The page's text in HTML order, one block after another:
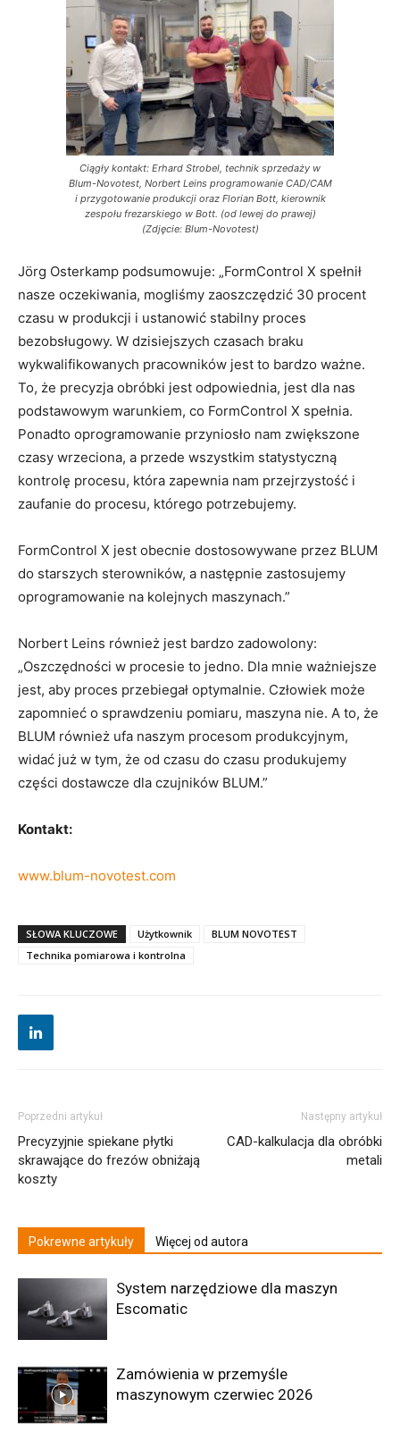
Ciągły kontakt: Erhard Strobel, technik sprzedaży w
Blum-Novotest, Norbert Leins programowanie CAD/CAM
i przygotowanie produkcji oraz Florian Bott, kierownik
zespołu frezarskiego w Bott. (od lewej do prawej)
(Zdjęcie: Blum-Novotest)
Jörg Osterkamp podsumowuje: „FormControl X spełnił
nasze oczekiwania, mogliśmy zaoszczędzić 30 procent
czasu w produkcji i ustanowić stabilny proces
bezobsługowy. W dzisiejszych czasach braku
wykwalifikowanych pracowników jest to bardzo ważne.
To, że precyzja obróbki jest odpowiednia, jest dla nas
podstawowym warunkiem, co FormControl X spełnia.
Ponadto oprogramowanie przyniosło nam zwiększone
czasy wrzeciona, a przede wszystkim statystyczną
kontrolę procesu, która zapewnia nam przejrzystość i
zaufanie do procesu, którego potrzebujemy.
FormControl X jest obecnie dostosowywane przez BLUM
do starszych sterowników, a następnie zastosujemy
oprogramowanie na kolejnych maszynach.”
Norbert Leins również jest bardzo zadowolony:
„Oszczędności w procesie to jedno. Dla mnie ważniejsze
jest, aby proces przebiegał optymalnie. Człowiek może
zapomnieć o sprawdzeniu pomiaru, maszyna nie. A to, że
BLUM również ufa naszym procesom produkcyjnym,
widać już w tym, że od czasu do czasu produkujemy
części dostawcze dla czujników BLUM.”
Kontakt:
www.blum-novotest.com
SŁOWA KLUCZOWE Użytkownik
BLUM NOVOTEST
Technika pomiarowa i kontrolna
Poprzedni artykuł
Precyzyjnie spiekane płytki
skrawające do frezów obniżają
koszty
Następny artykuł
CAD-kalkulacja dla obróbki
metali
Pokrewne artykuły Więcej od autora
System narzędziowe dla maszyn
Escomatic
Zamówienia w przemyśle
maszynowym czerwiec 2026